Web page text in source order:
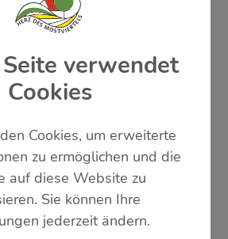
-
für den Verkauf :
für einen Standplatz
+ 2 Bänke
verwendet
Cookies
Cookies, um erweiterte
zu ermöglichen und die
auf diese Website zu
Sie können Ihre
jederzeit ändern.